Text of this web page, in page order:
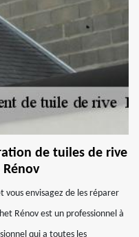
de tuiles de rive
vous envisagez de les réparer
Rénov est un professionnel à
qui a toutes les